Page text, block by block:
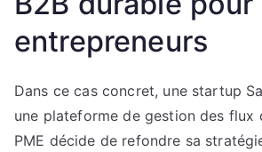
entrepreneurs
Dans ce cas concret, une startup
une plateforme de gestion des flux
PME décide de refondre sa